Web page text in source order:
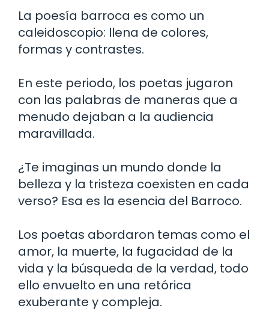
La poesía barroca es como un
caleidoscopio: llena de colores,
formas y contrastes.
En este periodo, los poetas jugaron
con las palabras de maneras que a
menudo dejaban a la audiencia
maravillada.
¿Te imaginas un mundo donde la
belleza y la tristeza coexisten en cada
verso? Esa es la esencia del Barroco.
Los poetas abordaron temas como el
amor, la muerte, la fugacidad de la
vida y la búsqueda de la verdad, todo
ello envuelto en una retórica
exuberante y compleja.